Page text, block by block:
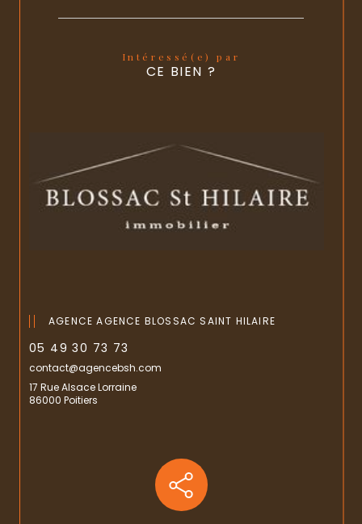
Intéressé(e) par
CE BIEN ?
AGENCE AGENCE BLOSSAC SAINT HILAIRE
05 49 30 73 73
contact@agencebsh.com
17 Rue Alsace Lorraine
86000 Poitiers